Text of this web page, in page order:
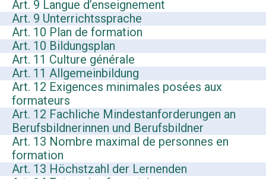
Art. 9 Langue d’enseignement
Art. 9 Unterrichtssprache
Art. 10 Plan de formation
Art. 10 Bildungsplan
Art. 11 Culture générale
Art. 11 Allgemeinbildung
Art. 12 Exigences minimales posées aux
formateurs
Art. 12 Fachliche Mindestanforderungen an
Berufsbildnerinnen und Berufsbildner
Art. 13 Nombre maximal de personnes en
formation
Art. 13 Höchstzahl der Lernenden